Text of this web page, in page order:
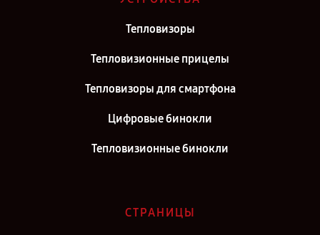
Ремонт тепловизионного прицела Guide TR в г. Санкт-Петербург
Тепловизоры
Тепловизионные прицелы
Тепловизоры для смартфона
Цифровые бинокли
Тепловизионные бинокли
СТРАНИЦЫ